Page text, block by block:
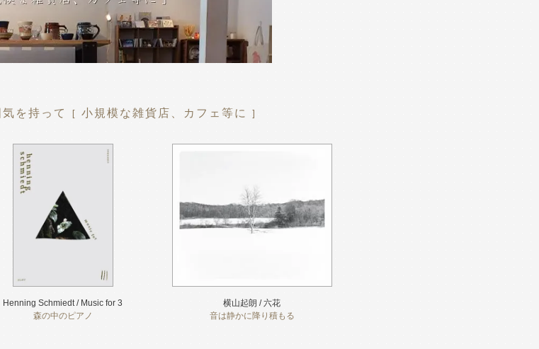
を持って [ 小規模な雑貨店、カフェ等に ]
Henning Schmiedt / Music for 3
森の中のピアノ
横山起朗 / 六花
音は静かに降り積もる